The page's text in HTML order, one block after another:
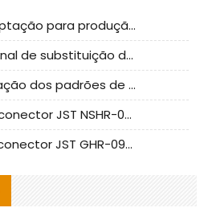
Guia de avaliação e adaptação para produção em massa de componentes de cabos nacionais CNC Tech
Análise da solução nacional de substituição da linha de alta frequência I-PEX
CLIFF referente à atualização dos padrões de teste de conectores nacionais
Conector JST - Fornece conector JST NSHR-02V-S original | substituto
Conector JST - fornece conector JST GHR-09V-S autêntico | substituto